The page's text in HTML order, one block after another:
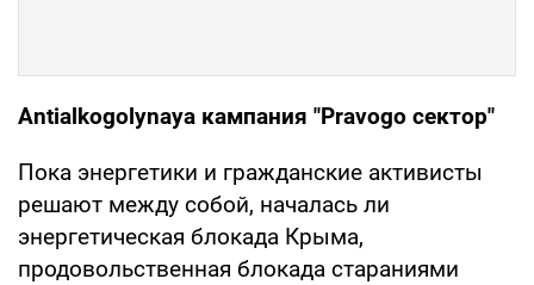
Antialkogolynaya кампания "Pravogo сектор"
Пока энергетики и гражданские активисты
решают между собой, началась ли
энергетическая блокада Крыма,
продовольственная блокада стараниями